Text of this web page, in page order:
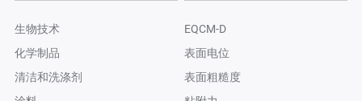
生物技术
化学制品
清洁和洗涤剂
EQCM-D
表面电位
表面粗糙度